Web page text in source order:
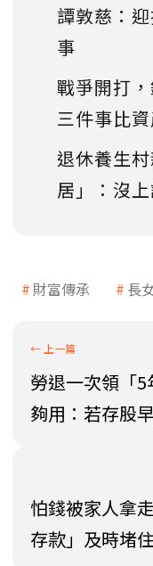
譚敦慈：
事
戰爭開打
三件事比
退休養生
居」：沒
財富傳承 長
勞退一次領「
夠用：若存股
怕錢被家人拿
存款」及時堵